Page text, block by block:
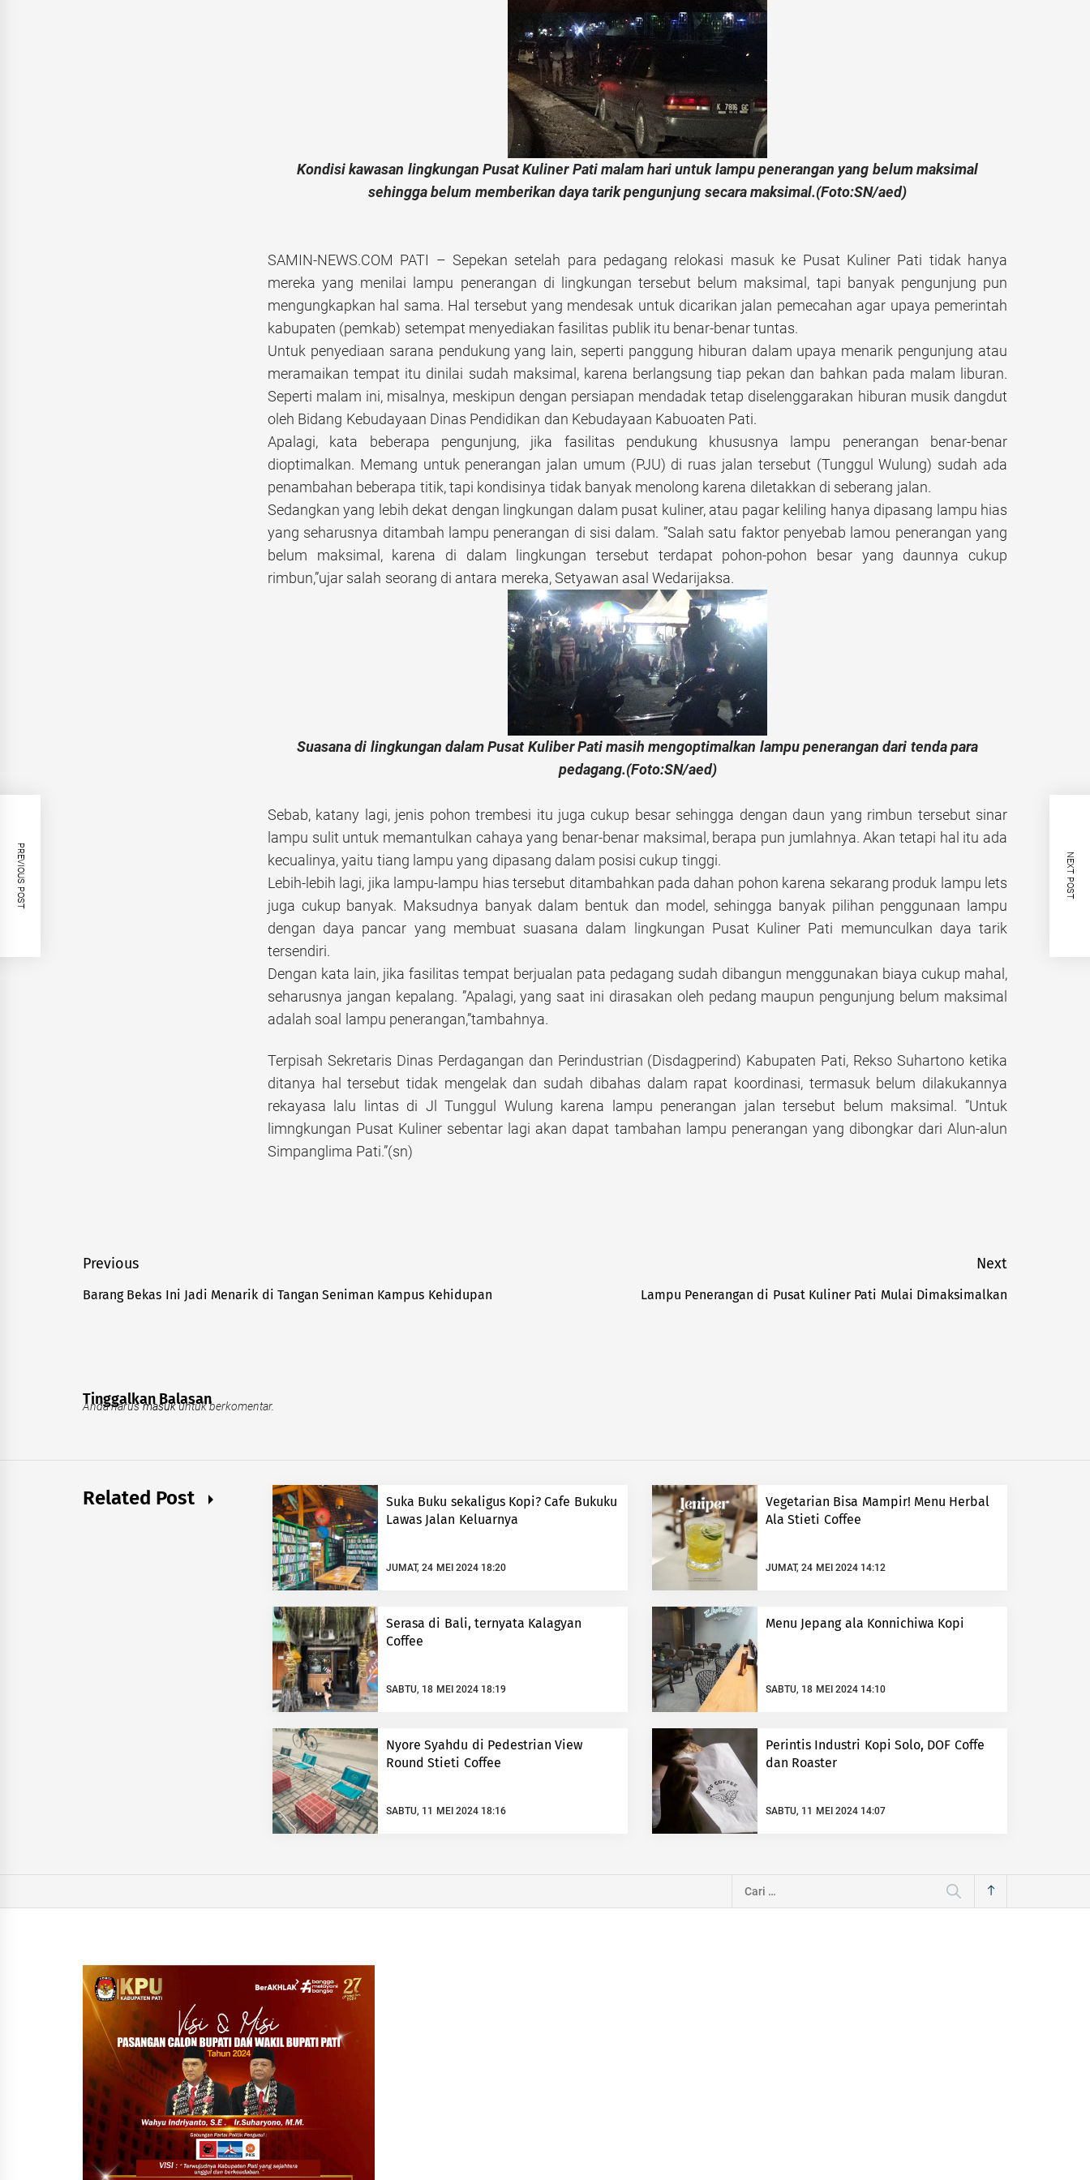
Kondisi kawasan lingkungan Pusat Kuliner Pati malam hari untuk lampu penerangan yang belum maksimal
sehingga belum memberikan daya tarik pengunjung secara maksimal.(Foto:SN/aed)
SAMIN-NEWS.COM PATI – Sepekan setelah para pedagang relokasi masuk ke Pusat Kuliner Pati tidak hanya
mereka yang menilai lampu penerangan di lingkungan tersebut belum maksimal, tapi banyak pengunjung pun
mengungkapkan hal sama. Hal tersebut yang mendesak untuk dicarikan jalan pemecahan agar upaya pemerintah
kabupaten (pemkab) setempat menyediakan fasilitas publik itu benar-benar tuntas.
Untuk penyediaan sarana pendukung yang lain, seperti panggung hiburan dalam upaya menarik pengunjung atau
meramaikan tempat itu dinilai sudah maksimal, karena berlangsung tiap pekan dan bahkan pada malam liburan.
Seperti malam ini, misalnya, meskipun dengan persiapan mendadak tetap diselenggarakan hiburan musik dangdut
oleh Bidang Kebudayaan Dinas Pendidikan dan Kebudayaan Kabuoaten Pati.
Apalagi, kata beberapa pengunjung, jika fasilitas pendukung khususnya lampu penerangan benar-benar
dioptimalkan. Memang untuk penerangan jalan umum (PJU) di ruas jalan tersebut (Tunggul Wulung) sudah ada
penambahan beberapa titik, tapi kondisinya tidak banyak menolong karena diletakkan di seberang jalan.
Sedangkan yang lebih dekat dengan lingkungan dalam pusat kuliner, atau pagar keliling hanya dipasang lampu hias
yang seharusnya ditambah lampu penerangan di sisi dalam. ”Salah satu faktor penyebab lamou penerangan yang
belum maksimal, karena di dalam lingkungan tersebut terdapat pohon-pohon besar yang daunnya cukup
rimbun,”ujar salah seorang di antara mereka, Setyawan asal Wedarijaksa.
Suasana di lingkungan dalam Pusat Kuliber Pati masih mengoptimalkan lampu penerangan dari tenda para
pedagang.(Foto:SN/aed)
Sebab, katany lagi, jenis pohon trembesi itu juga cukup besar sehingga dengan daun yang rimbun tersebut sinar
lampu sulit untuk memantulkan cahaya yang benar-benar maksimal, berapa pun jumlahnya. Akan tetapi hal itu ada
kecualinya, yaitu tiang lampu yang dipasang dalam posisi cukup tinggi.
Lebih-lebih lagi, jika lampu-lampu hias tersebut ditambahkan pada dahan pohon karena sekarang produk lampu lets
juga cukup banyak. Maksudnya banyak dalam bentuk dan model, sehingga banyak pilihan penggunaan lampu
dengan daya pancar yang membuat suasana dalam lingkungan Pusat Kuliner Pati memunculkan daya tarik
tersendiri.
Dengan kata lain, jika fasilitas tempat berjualan pata pedagang sudah dibangun menggunakan biaya cukup mahal,
seharusnya jangan kepalang. ”Apalagi, yang saat ini dirasakan oleh pedang maupun pengunjung belum maksimal
adalah soal lampu penerangan,”tambahnya.
Terpisah Sekretaris Dinas Perdagangan dan Perindustrian (Disdagperind) Kabupaten Pati, Rekso Suhartono ketika
ditanya hal tersebut tidak mengelak dan sudah dibahas dalam rapat koordinasi, termasuk belum dilakukannya
rekayasa lalu lintas di Jl Tunggul Wulung karena lampu penerangan jalan tersebut belum maksimal. ”Untuk
limngkungan Pusat Kuliner sebentar lagi akan dapat tambahan lampu penerangan yang dibongkar dari Alun-alun
Simpanglima Pati.”(sn)
Navigasi
pos
Previous
Previous
Barang Bekas Ini Jadi Menarik di Tangan Seniman Kampus Kehidupan
Next
Lampu Penerangan di Pusat Kuliner Pati Mulai Dimaksimalkan
PREVIOUS POST NEXT POST
Tinggalkan Balasan
Anda harusmasukuntuk berkomentar.
Related Post
Suka Buku sekaligus Kopi? Cafe Bukuku
Lawas Jalan Keluarnya
JUMAT, 24 MEI 2024 18:20
Vegetarian Bisa Mampir! Menu Herbal
Ala Stieti Coffee
JUMAT, 24 MEI 2024 14:12
Serasa di Bali, ternyata Kalagyan
Coffee
SABTU, 18 MEI 2024 18:19
Menu Jepang ala Konnichiwa Kopi
SABTU, 18 MEI 2024 14:10
Nyore Syahdu di Pedestrian View
Round Stieti Coffee
SABTU, 11 MEI 2024 18:16
Perintis Industri Kopi Solo, DOF Coffe
dan Roaster
SABTU, 11 MEI 2024 14:07
Cari
untuk: